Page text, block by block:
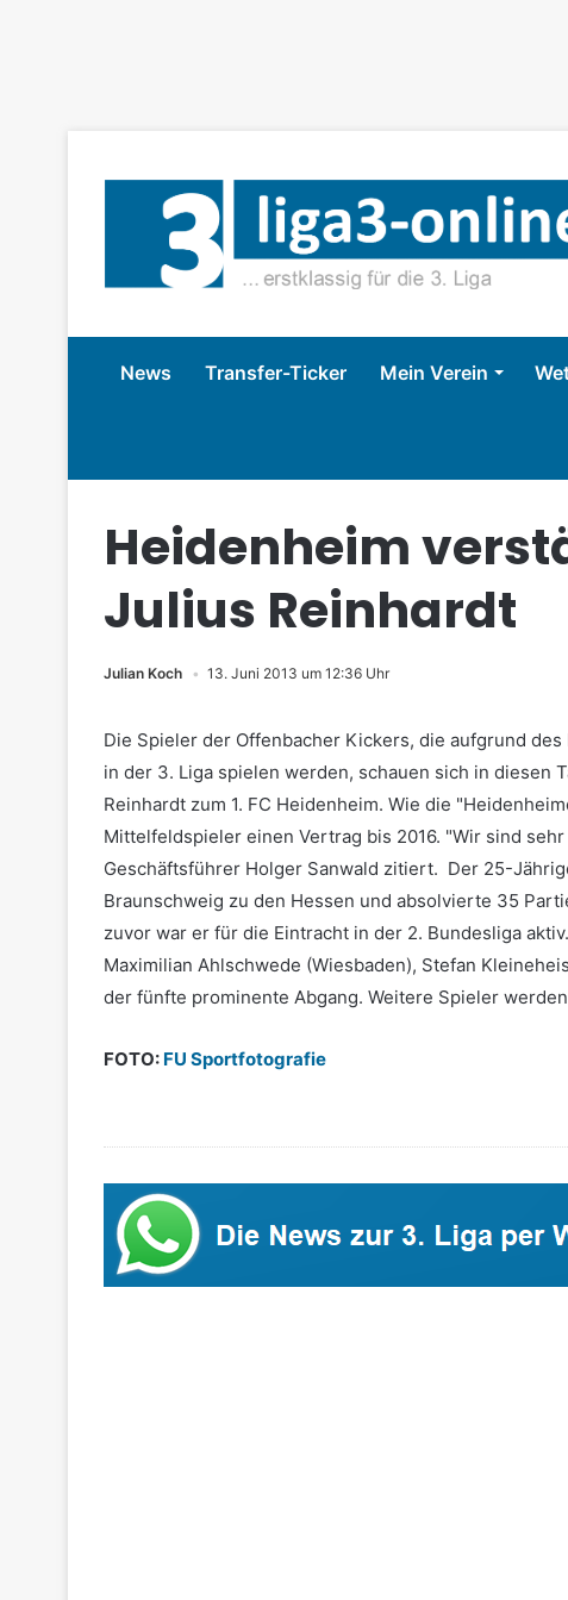
News Transfer-Ticker Mein Verein
Heidenheim
Julius Reinhardt
Julian Koch 13. Juni 2013 um 12:36 Uhr
Die Spieler der Offenbacher Kickers, die aufgrund
in der 3. Liga spielen werden, schauen sich in diesen
Reinhardt zum 1. FC Heidenheim. Wie die
Mittelfeldspieler einen Vertrag bis 2016. "Wir sind
Geschäftsführer Holger Sanwald zitiert. Der 25-
Braunschweig zu den Hessen und absolvierte 35
zuvor war er für die Eintracht in der 2. Bundesliga
Maximilian Ahlschwede (Wiesbaden), Stefan
der fünfte prominente Abgang. Weitere Spieler
FOTO: FU Sportfotografie